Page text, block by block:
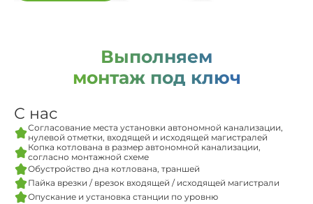
Выполняем
монтаж под ключ
С нас
Согласование места установки автономной канализации,
нулевой отметки, входящей и исходящей магистралей
Копка котлована в размер автономной канализации,
согласно монтажной схеме
Обустройство дна котлована, траншей
Пайка врезки / врезок входящей / исходящей магистрали
Опускание и установка станции по уровню